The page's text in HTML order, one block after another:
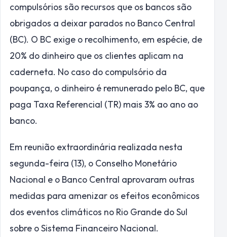
compulsórios são recursos que os bancos são
obrigados a deixar parados no Banco Central
(BC). O BC exige o recolhimento, em espécie, de
20% do dinheiro que os clientes aplicam na
caderneta. No caso do compulsório da
poupança, o dinheiro é remunerado pelo BC, que
paga Taxa Referencial (TR) mais 3% ao ano ao
banco.
Em reunião extraordinária realizada nesta
segunda-feira (13), o Conselho Monetário
Nacional e o Banco Central aprovaram outras
medidas para amenizar os efeitos econômicos
dos eventos climáticos no Rio Grande do Sul
sobre o Sistema Financeiro Nacional.